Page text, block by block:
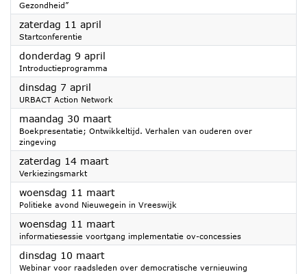
Gezondheid”
zaterdag 11 april
Startconferentie
donderdag 9 april
Introductieprogramma
dinsdag 7 april
URBACT Action Network
maandag 30 maart2026
Boekpresentatie; Ontwikkeltijd. Verhalen van ouderen over
zingeving
zaterdag 14 maart2026
Verkiezingsmarkt
woensdag 11 maart2026
Politieke avond Nieuwegein in Vreeswijk
woensdag 11 maart2026
informatiesessie voortgang implementatie ov-concessies
dinsdag 10 maart2026
Webinar voor raadsleden over democratische vernieuwing